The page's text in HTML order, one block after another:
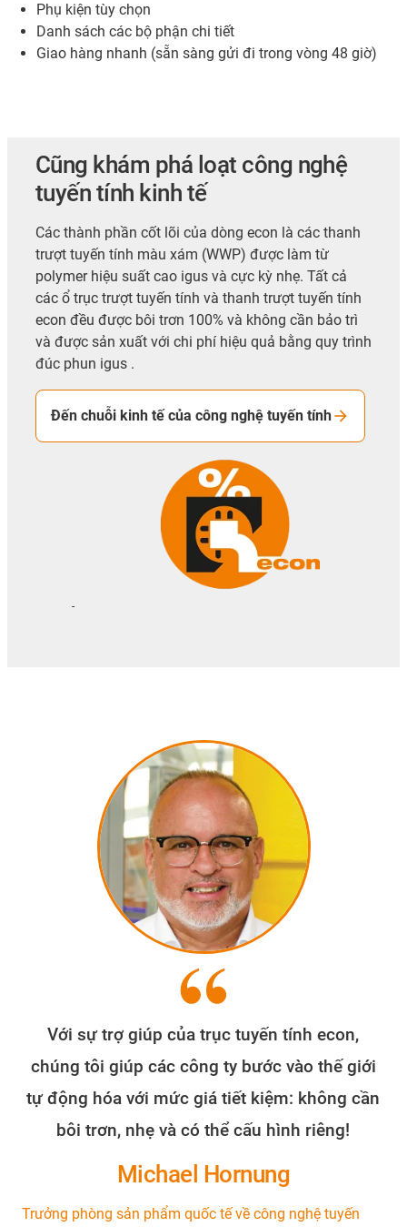
Phụ kiện tùy chọn
Danh sách các bộ phận chi tiết
Giao hàng nhanh (sẵn sàng gửi đi trong vòng 48 giờ)
-
Cũng khám phá loạt công nghệ
tuyến tính kinh tế
Các thành phần cốt lõi của dòng econ là các thanh
trượt tuyến tính màu xám (WWP) được làm từ
polymer hiệu suất cao igus và cực kỳ nhẹ. Tất cả
các ổ trục trượt tuyến tính và thanh trượt tuyến tính
econ đều được bôi trơn 100% và không cần bảo trì
và được sản xuất với chi phí hiệu quả bằng quy trình
đúc phun igus .
Đến chuỗi kinh tế của công nghệ tuyến tính
Với sự trợ giúp của trục tuyến tính econ,
chúng tôi giúp các công ty bước vào thế giới
tự động hóa với mức giá tiết kiệm: không cần
bôi trơn, nhẹ và có thể cấu hình riêng!
Michael Hornung
Trưởng phòng sản phẩm quốc tế về công nghệ tuyến